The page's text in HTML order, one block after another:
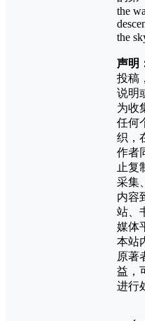
the
the
声明
投稿
说明
为收
任何
织，
作者
止复
采集
内容
站、
媒体
本站
原著
益，
进行